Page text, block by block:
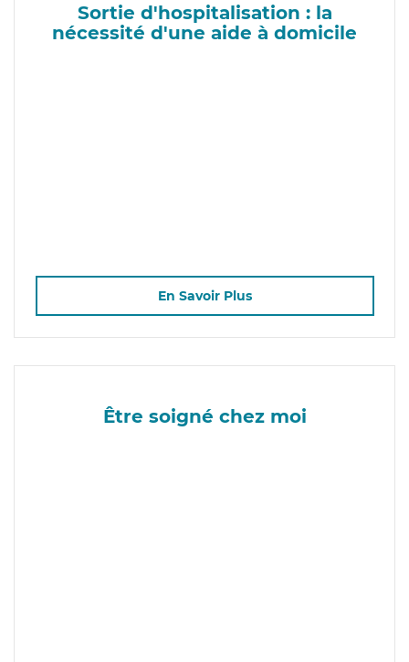
Sortie d'hospitalisation : la
nécessité d'une aide à domicile
En Savoir Plus
Être soigné chez moi